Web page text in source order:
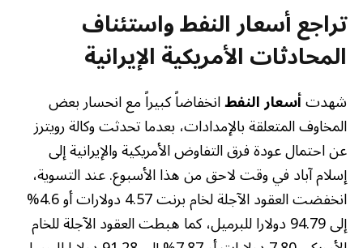
تراجع أسعار النفط واستئناف
المحادثات الأمريكية الإيرانية
شهدتأسعار النفطانخفاضاً كبيراً مع انحسار بعض
المخاوف المتعلقة بالإمدادات، بعدما تحدثت وكالة رويترز
عن احتمال عودة فرق التفاوض الأمريكية والإيرانية إلى
إسلام آباد في وقت لاحق من هذا الأسبوع. عند التسوية،
انخفضت العقود الآجلة لخام برنت 4.57 دولارات أو 4.6%
إلى 94.79 دولارا للبرميل، كما هبطت العقود الآجلة للخام